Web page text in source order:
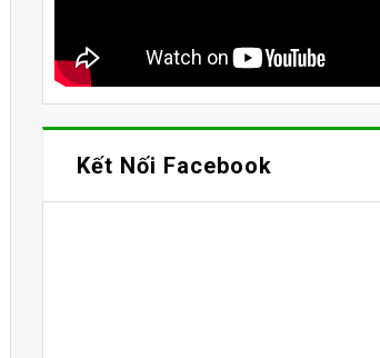
Kết Nối Facebook